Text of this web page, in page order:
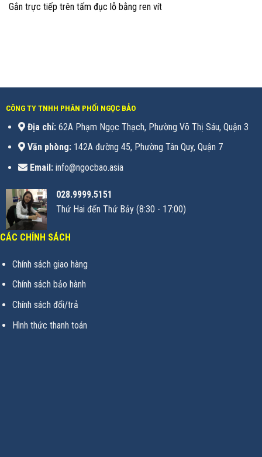
Gắn trực tiếp trên tấm đục lỗ bằng ren vít
CÔNG TY TNHH PHÂN PHỐI NGỌC BẢO
Địa chỉ:62A Phạm Ngọc Thạch, Phường Võ Thị Sáu, Quận 3
Văn phòng:142A đường 45, Phường Tân Quy, Quận 7
Email:info@ngocbao.asia
028.9999.5151
Thứ Hai đến Thứ Bảy (8:30 - 17:00)
CÁC CHÍNH SÁCH
Chính sách giao hàng
Chính sách bảo hành
Chính sách đổi/trả
Hình thức thanh toán